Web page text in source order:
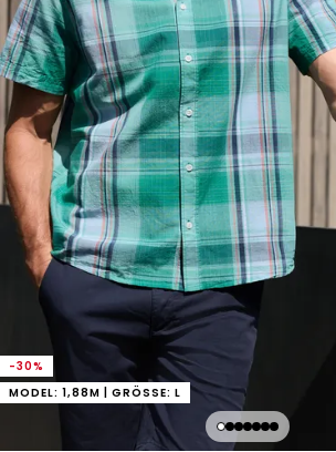
-30%
MODEL: 1,88M | GRÖSSE: L